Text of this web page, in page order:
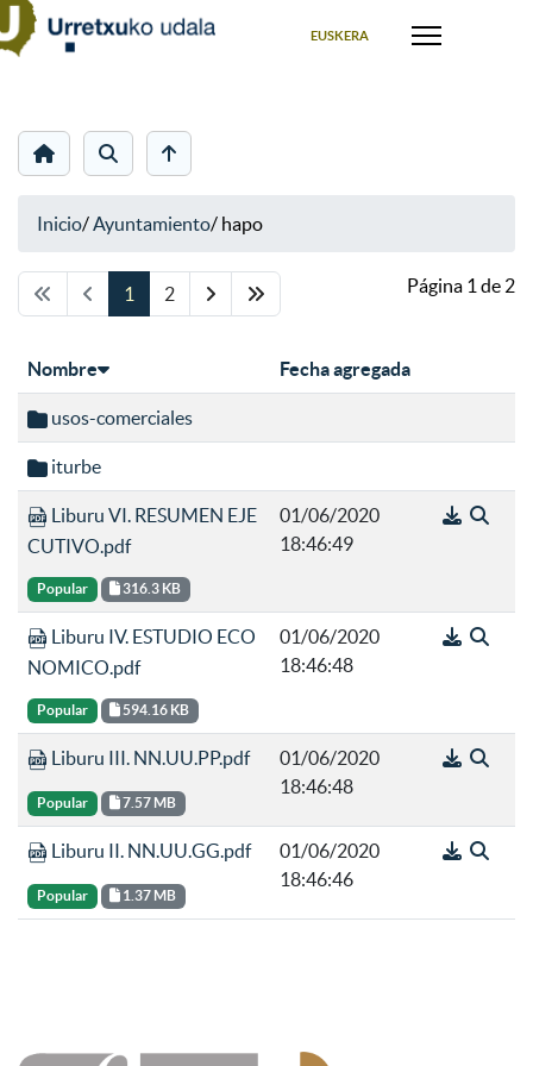
EUSKERA
Inicio/Ayuntamiento/ hapo
Página 1 de 2
1 2
Nombre Fecha agregada
usos-comerciales
iturbe
Liburu VI. RESUMEN EJE
CUTIVO.pdf
Popular 316.3 KB
01/06/2020
18:46:49
Liburu IV. ESTUDIO ECO
NOMICO.pdf
Popular 594.16 KB
01/06/2020
18:46:48
Liburu III. NN.UU.PP.pdf
Popular 7.57 MB
01/06/2020
18:46:48
Liburu II. NN.UU.GG.pdf
Popular 1.37 MB
01/06/2020
18:46:46